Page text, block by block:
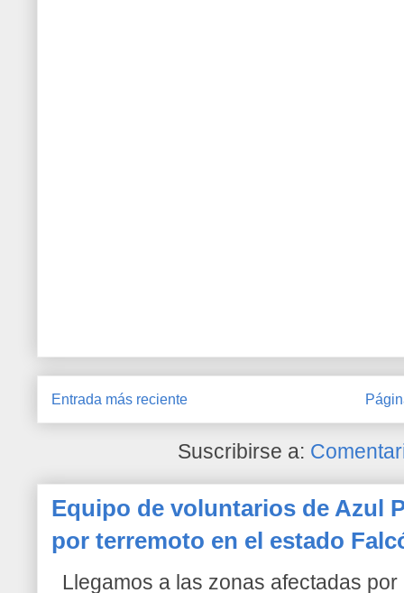
Entrada más reciente
Suscribirse a:
Equipo de voluntarios de Azul
por terremoto en el estado
Llegamos a las zonas afectadas